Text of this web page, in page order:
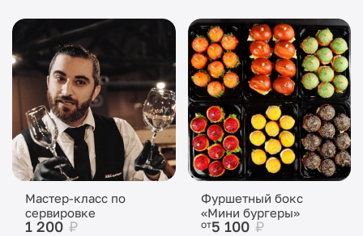
Мастер-класс по
сервировке
1 200 ₽
Фуршетный бокс
«Мини бургеры»
от5 100 ₽